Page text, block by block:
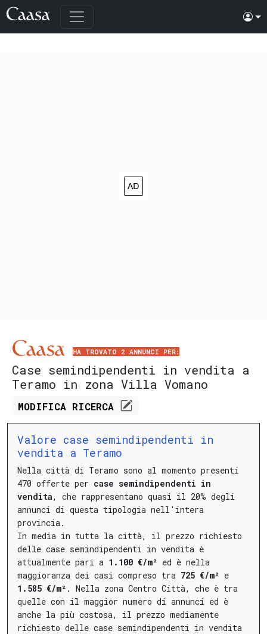
HA TROVATO 2 ANNUNCI PER:
Case semindipendenti in vendita a
Teramo in zona Villa Vomano
MODIFICA RICERCA
Valore case semindipendenti in
vendita a Teramo
Nella città di Teramo sono al momento presenti
470 offerte per case semindipendenti in
vendita, che rappresentano quasi il 20% degli
annunci di questa tipologia nell'intera
provincia.
In media in tutta la città, il prezzo richiesto
delle case semindipendenti in vendita è
attualmente pari a 1.100 €/m² ed è nella
maggioranza dei casi compreso tra 725 €/m² e
1.585 €/m² . Nella zona Centro Città, che è tra
quelle con il maggior numero di annunci ed è
anche la più costosa, il prezzo mediamente
richiesto delle case semindipendenti in vendita